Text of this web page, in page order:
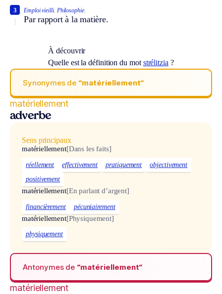
Emploi vieilli. Philosophie.
Par rapport à la matière.
3
À découvrir
Quelle est la définition du mot strélitzia ?
Synonymes de “matériellement“
matériellement
adverbe
Sens principaux
matériellement[Dans les faits]
réellement effectivement pratiquement
objectivement
positivement
matériellement[En parlant d’argent]
financièrement pécuniairement
matériellement[Physiquement]
physiquement
Antonymes de “matériellement“
matériellement